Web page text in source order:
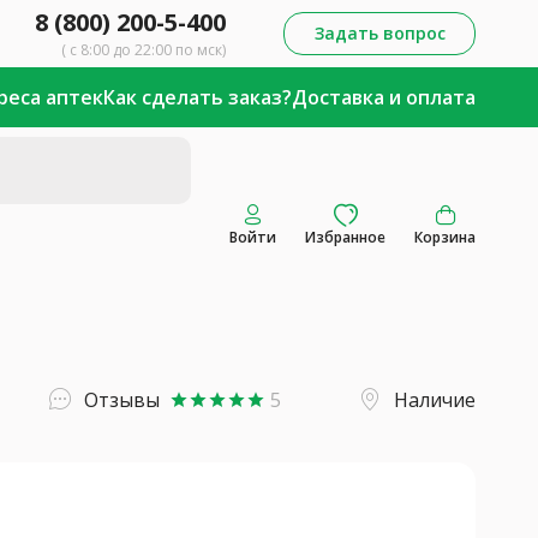
8 (800) 200-5-400
( с 8:00 до 22:00 по мск)
Задать вопрос
аптекКак сделать заказ?Доставка и оплата
Войти Избранное Корзина
Отзывы starstarstarstarstar 5 Наличие